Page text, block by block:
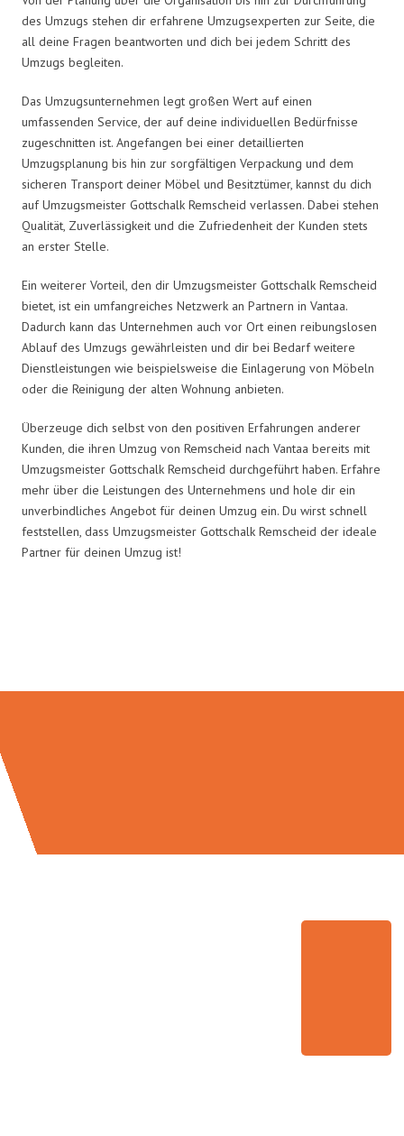
des Umzugs stehen dir erfahrene Umzugsexperten zur Seite, die
all deine Fragen beantworten und dich bei jedem Schritt des
Umzugs begleiten.
Das Umzugsunternehmen legt großen Wert auf einen
umfassenden Service, der auf deine individuellen Bedürfnisse
zugeschnitten ist. Angefangen bei einer detaillierten
Umzugsplanung bis hin zur sorgfältigen Verpackung und dem
sicheren Transport deiner Möbel und Besitztümer, kannst du dich
auf Umzugsmeister Gottschalk Remscheid verlassen. Dabei stehen
Qualität, Zuverlässigkeit und die Zufriedenheit der Kunden stets
an erster Stelle.
Ein weiterer Vorteil, den dir Umzugsmeister Gottschalk Remscheid
bietet, ist ein umfangreiches Netzwerk an Partnern in Vantaa.
Dadurch kann das Unternehmen auch vor Ort einen reibungslosen
Ablauf des Umzugs gewährleisten und dir bei Bedarf weitere
Dienstleistungen wie beispielsweise die Einlagerung von Möbeln
oder die Reinigung der alten Wohnung anbieten.
Überzeuge dich selbst von den positiven Erfahrungen anderer
Kunden, die ihren Umzug von Remscheid nach Vantaa bereits mit
Umzugsmeister Gottschalk Remscheid durchgeführt haben. Erfahre
mehr über die Leistungen des Unternehmens und hole dir ein
unverbindliches Angebot für deinen Umzug ein. Du wirst schnell
feststellen, dass Umzugsmeister Gottschalk Remscheid der ideale
Partner für deinen Umzug ist!